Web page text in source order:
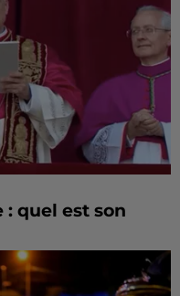
: quel est son